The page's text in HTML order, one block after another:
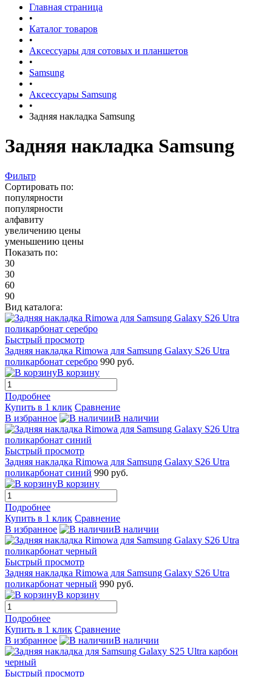
Главная страница
•
Каталог товаров
•
Аксессуары для сотовых и планшетов
•
Samsung
•
Аксессуары Samsung
•
Задняя накладка Samsung
Задняя накладка Samsung
Фильтр
Сортировать по:
популярности
популярности
алфавиту
увеличению цены
уменьшению цены
Показать по:
30
30
60
90
Вид каталога:
Быстрый просмотр
Задняя накладка Rimowa для Samsung Galaxy S26 Utra
поликарбонат серебро 990 руб.
В корзину
Подробнее
Купить в 1 клик Сравнение
В избранное
В наличии
Быстрый просмотр
Задняя накладка Rimowa для Samsung Galaxy S26 Utra
поликарбонат синий 990 руб.
В корзину
Подробнее
Купить в 1 клик Сравнение
В избранное
В наличии
Быстрый просмотр
Задняя накладка Rimowa для Samsung Galaxy S26 Utra
поликарбонат черный 990 руб.
В корзину
Подробнее
Купить в 1 клик Сравнение
В избранное
В наличии
Быстрый просмотр